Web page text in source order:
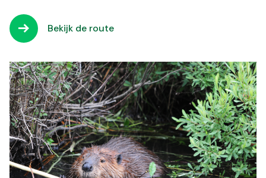
Bekijk de route